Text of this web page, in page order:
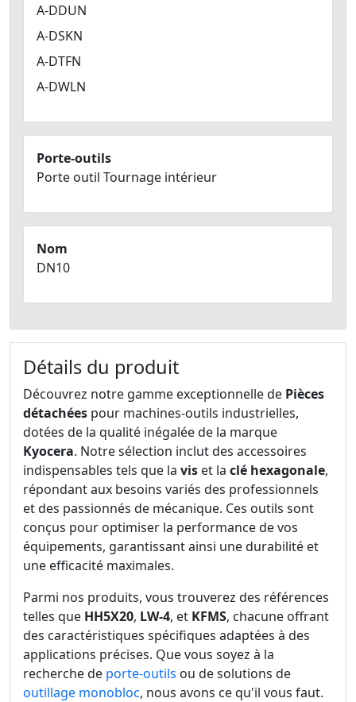
A-DDUN
A-DSKN
A-DTFN
A-DWLN
Porte-outils
Porte outil Tournage intérieur
Nom
DN10
Détails du produit
Découvrez notre gamme exceptionnelle de Pièces
détachées pour machines-outils industrielles,
dotées de la qualité inégalée de la marque
Kyocera. Notre sélection inclut des accessoires
indispensables tels que la vis et la clé hexagonale,
répondant aux besoins variés des professionnels
et des passionnés de mécanique. Ces outils sont
conçus pour optimiser la performance de vos
équipements, garantissant ainsi une durabilité et
une efficacité maximales.
Parmi nos produits, vous trouverez des références
telles que HH5X20, LW-4, et KFMS, chacune offrant
des caractéristiques spécifiques adaptées à des
applications précises. Que vous soyez à la
recherche de porte-outils ou de solutions de
outillage monobloc, nous avons ce qu'il vous faut.